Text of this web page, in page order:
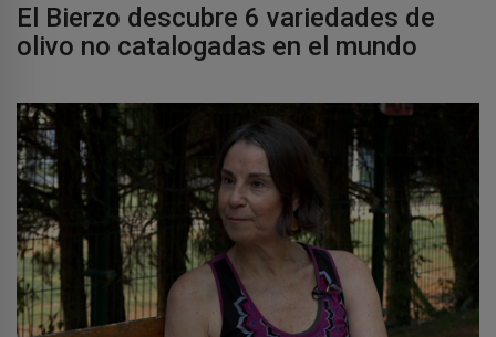
El Bierzo descubre 6 variedades de
olivo no catalogadas en el mundo